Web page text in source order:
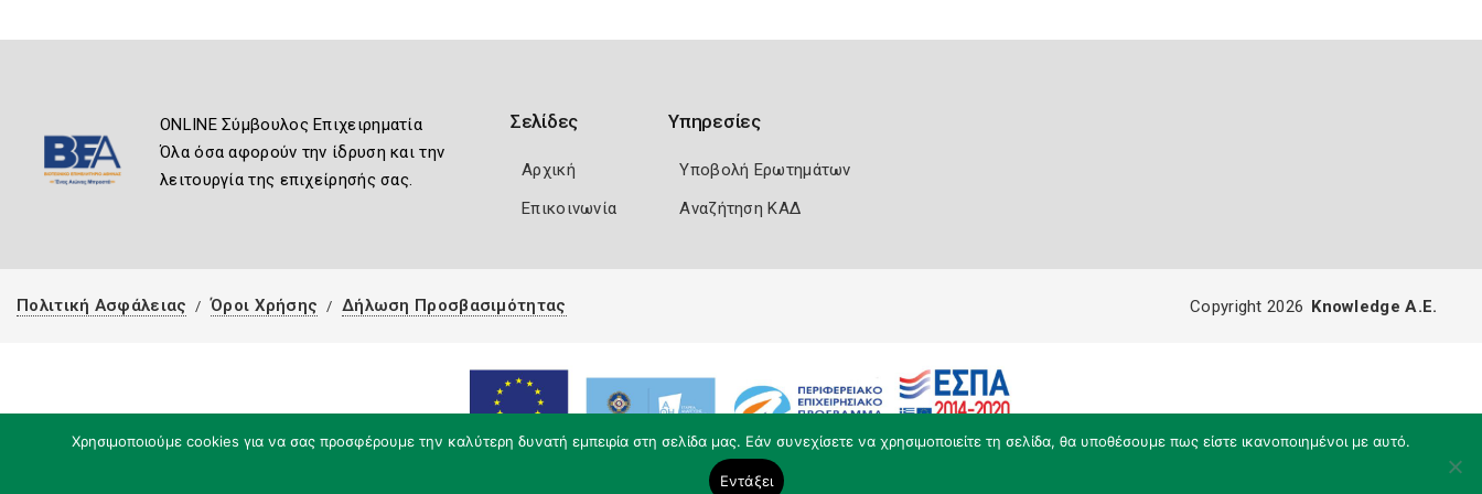
ONLINE Σύμβουλος Επιχειρηματία
Όλα όσα αφορούν την ίδρυση και την
λειτουργία της επιχείρησής σας.
Σελίδες
Αρχική
Επικοινωνία
Υπηρεσίες
Υποβολή Ερωτημάτων
Αναζήτηση ΚΑΔ
Πολιτική Ασφάλειας Όροι Χρήσης Δήλωση Προσβασιμότητας
Χρησιμοποιούμε cookies για να σας προσφέρουμε την καλύτερη δυνατή εμπειρία στη σελίδα μας. Εάν συνεχίσετε να χρησιμοποιείτε τη σελίδα, θα υποθέσουμε πως είστε ικανοποιημένοι με αυτό.
Εντάξει
Copyright 2026 Knowledge A.E.